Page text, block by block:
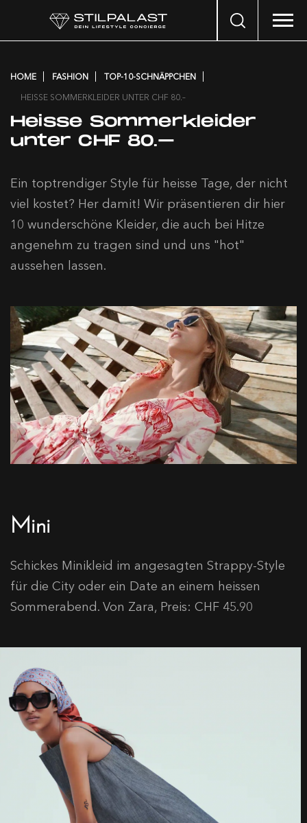
Search
HOME FASHION
TOP-10-SCHNÄPPCHEN
HEISSE SOMMERKLEIDER UNTER CHF 80.–
Heisse Sommerkleider
unter CHF 80.–
Ein toptrendiger Style für heisse Tage, der nicht
viel kostet? Her damit! Wir präsentieren dir hier
10 wunderschöne Kleider, die auch bei Hitze
angenehm zu tragen sind und uns "hot"
aussehen lassen.
Mini
Schickes Minikleid im angesagten Strappy-Style
für die City oder ein Date an einem heissen
Sommerabend. Von Zara, Preis: CHF 45.90